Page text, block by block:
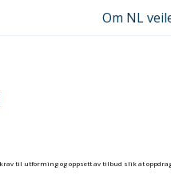
Om NL
til utforming og oppsett av tilbud slik at